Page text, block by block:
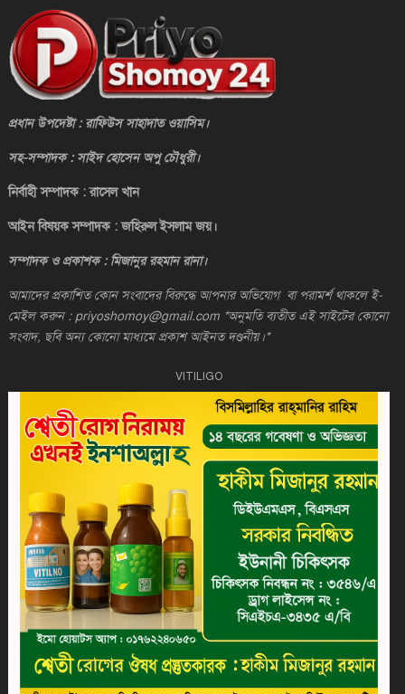
প্রধান উপদেষ্টা : রাফিউস সাহাদাত ওয়াসিম।
সহ-সম্পাদক : সাইদ হোসেন অপু চৌধুরী।
নির্বাহী সম্পাদক : রাসেল খান
আইন বিষয়ক সম্পাদক : জহিরুল ইসলাম জয়।
সম্পাদক ও প্রকাশক : মিজানুর রহমান রানা।
আমাদের প্রকাশিত কোন সংবাদের বিরুদ্ধে আপনার অভিযোগ বা পরামর্শ থাকলে ই-
মেইল করুন : priyoshomoy@gmail.com *অনুমতি ব্যতীত এই সাইটের কোনো
সংবাদ, ছবি অন্য কোনো মাধ্যমে প্রকাশ আইনত দণ্ডনীয়।*
VITILIGO